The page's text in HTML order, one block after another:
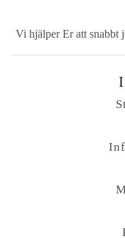
Vi hjälper Er att snabbt